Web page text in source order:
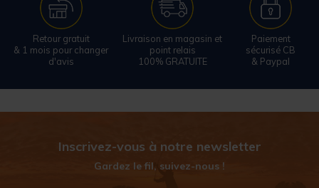
Retour gratuit
& 1 mois pour changer
d'avis
Livraison en magasin et
point relais
100% GRATUITE
Paiement
sécurisé CB
& Paypal
Inscrivez-vous à notre newsletter
Gardez le fil, suivez-nous !